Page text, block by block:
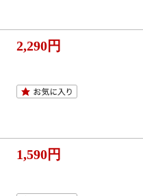
2,290円
1,590円